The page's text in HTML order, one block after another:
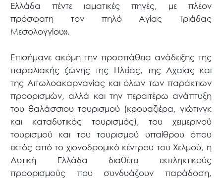
Ελλάδα πέντε ιαματικές πηγές, με πλέον
πρόσφατη τον πηλό Αγίας Τριάδας
Μεσολογγίου».
Επισήμανε ακόμη την προσπάθεια ανάδειξης της
παραλιακής ζώνης της Ηλείας, της Αχαΐας και
της Αιτωλοακαρνανίας και όλων των παράκτιων
προορισμών, αλλά και την περαιτέρω ανάπτυξη
του θαλάσσιου τουρισμού (κρουαζιέρα, γιώτινγκ
και καταδυτικός τουρισμός), του χειμερινού
τουρισμού και του τουρισμού υπαίθρου όπου
εκτός από το χιονοδρομικό κέντρου του Χελμού, η
Δυτική Ελλάδα διαθέτει εκπληκτικούς
προορισμούς που συνδυάζουν παράδοση,